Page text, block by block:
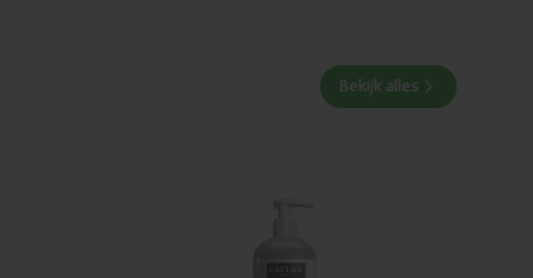
Bekijk alles